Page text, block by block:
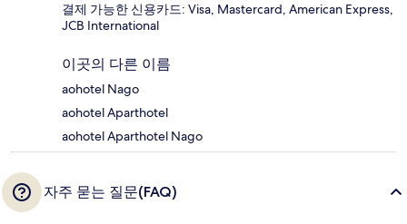
결제 가능한 신용카드: Visa, Mastercard, American Express,
JCB International
이곳의 다른 이름
aohotel Nago
aohotel Aparthotel
aohotel Aparthotel Nago
자주 묻는 질문(FAQ)